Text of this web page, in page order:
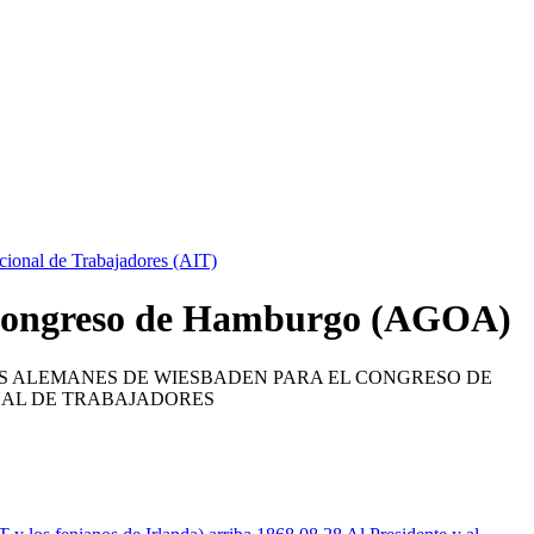
de Trabajadores (AIT)
de Hamburgo (AGOA)
DE WIESBADEN PARA EL CONGRESO DE
DE TRABAJADORES